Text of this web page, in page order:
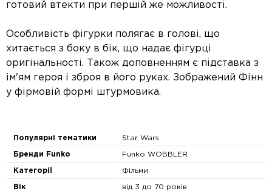
готовий втекти при першій же можливості.
Особливість фігурки полягає в голові, що
хитається з боку в бік, що надає фігурці
оригінальності. Також доповненням є підставка з
ім'ям героя і зброя в його руках. Зображений Фінн
у фірмовій формі штурмовика.
Популярні тематики Star Wars
Бренди Funko Funko WOBBLER
Категорії Фільми
Вік від 3 до 70 років